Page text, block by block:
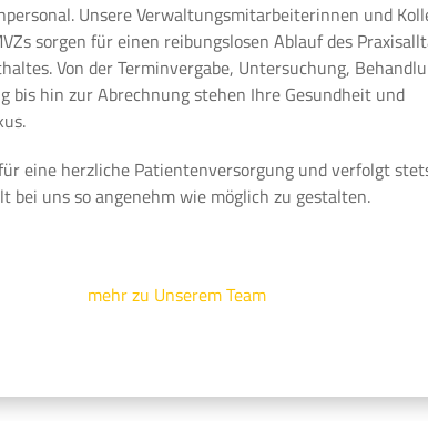
Unsere Verwaltungsmitarbeiterinnen und
sorgen für einen reibungslosen Ablauf des
Von der Terminvergabe, Untersuchung,
bis hin zur Abrechnung stehen Ihre Gesundheit und
eine herzliche Patientenversorgung und verfolgt
bei uns so angenehm wie möglich zu gestalten.
mehr zu Unserem Team